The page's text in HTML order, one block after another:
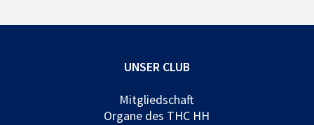
UNSER CLUB
Mitgliedschaft
Organe des THC HH